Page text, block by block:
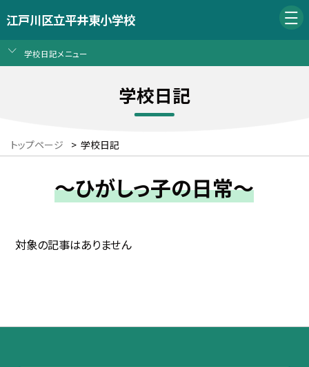
江戸川区立平井東小学校
学校日記メニュー
学校日記
トップページ > 学校日記
～ひがしっ子の日常～
対象の記事はありません